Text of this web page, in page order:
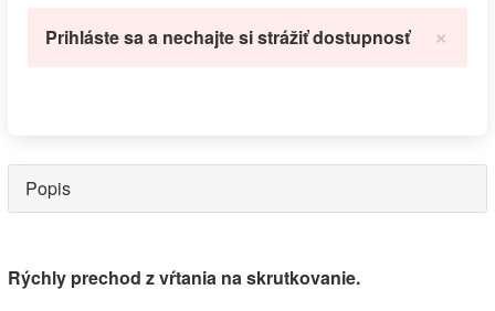
×
Prihláste sa a nechajte si strážiť dostupnosť
Popis
Rýchly prechod z vŕtania na skrutkovanie.